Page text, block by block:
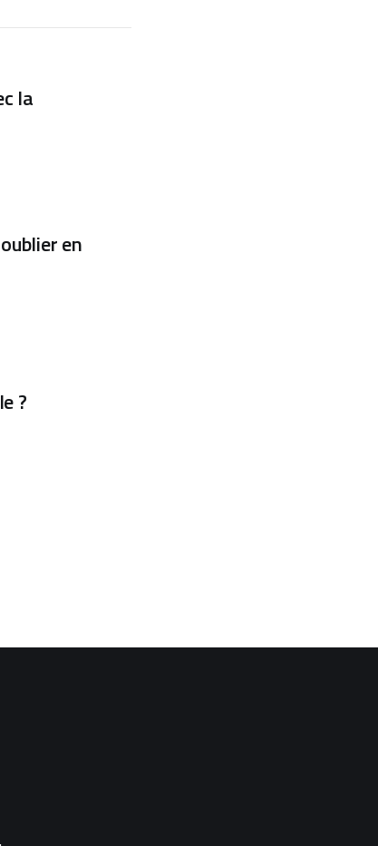
la
en
?